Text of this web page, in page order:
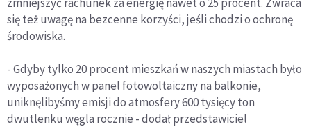
się też uwagę na bezcenne korzyści, jeśli chodzi o ochronę
środowiska.
- Gdyby tylko 20 procent mieszkań w naszych miastach było
wyposażonych w panel fotowoltaiczny na balkonie,
uniknęlibyśmy emisji do atmosfery 600 tysięcy ton
dwutlenku węgla rocznie - dodał przedstawiciel